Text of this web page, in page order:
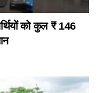
को कुल ₹ 146